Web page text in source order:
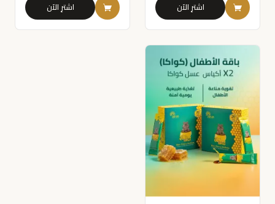
اشترِ الآن اشترِ الآن